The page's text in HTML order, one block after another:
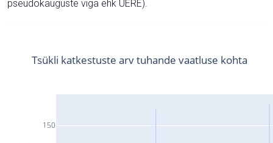
pseudokauguste viga ehk UERE).
150
Tsükli katkestuste arv tuhande vaatluse kohta